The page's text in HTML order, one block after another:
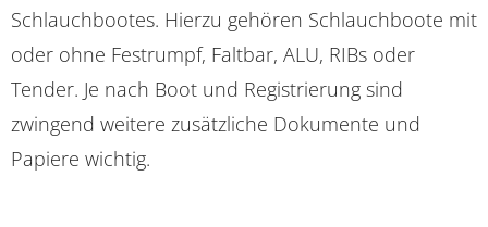
Schlauchbootes. Hierzu gehören Schlauchboote mit
oder ohne Festrumpf, Faltbar, ALU, RIBs oder
Tender. Je nach Boot und Registrierung sind
zwingend weitere zusätzliche Dokumente und
Papiere wichtig.